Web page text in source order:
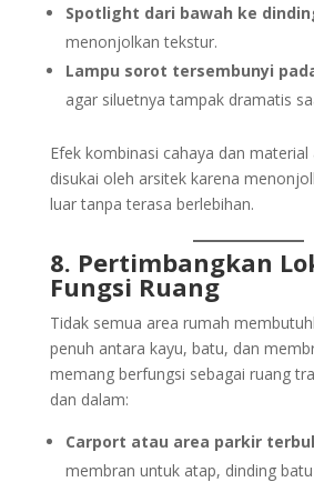
Spotlight dari bawah ke
menonjolkan tekstur.
Lampu sorot tersembunyi
agar siluetnya tampak dramatis
Efek kombinasi cahaya dan
disukai oleh arsitek karena
luar tanpa terasa berlebihan.
8. Pertimbangkan
Fungsi Ruang
Tidak semua area rumah
penuh antara kayu, batu, dan
memang berfungsi sebagai ruang
dan dalam:
Carport atau area parkir
membran untuk atap, dinding